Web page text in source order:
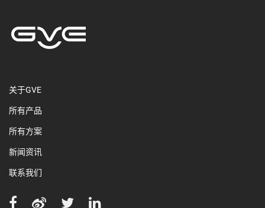
关于GVE
所有产品
所有方案
新闻资讯
联系我们